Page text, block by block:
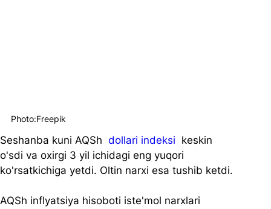
Seshanba kuni AQSh dollari indeksi keskin
o'sdi va oxirgi 3 yil ichidagi eng yuqori
ko'rsatkichiga yetdi. Oltin narxi esa tushib ketdi.
AQSh inflyatsiya hisoboti iste'mol narxlari
Photo:Freepik